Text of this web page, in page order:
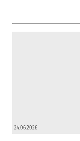
24.06.2026